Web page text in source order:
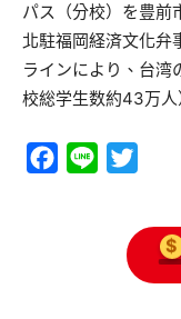
パス（分校）を豊前
北駐福岡経済文化弁
ラインにより、台湾
校総学生数約43万人
Facebook
Line